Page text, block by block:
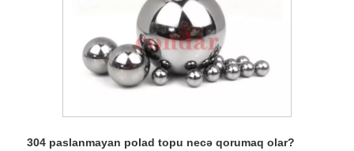
304 paslanmayan polad topu necə qorumaq olar?